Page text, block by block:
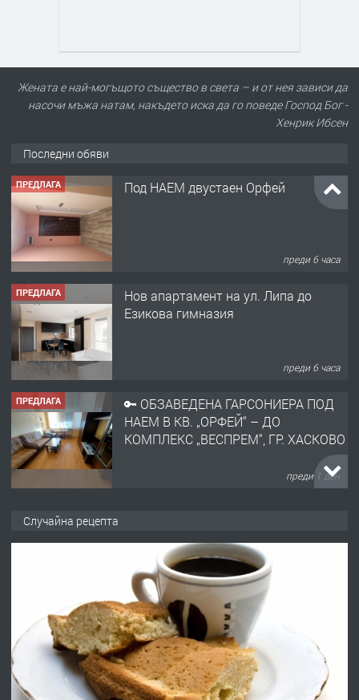
Жената е най-могъщото същество в света – и от нея зависи да
насочи мъжа натам, накъдето иска да го поведе Господ Бог -
Хенрик Ибсен
Последни обяви
ПРЕДЛАГА Под НАЕМ двустаен Орфей
преди 6 часа
ПРЕДЛАГА
Нов апартамент на ул. Липа до
Езикова гимназия
преди 6 часа
ПРЕДЛАГА
🔑 ОБЗАВЕДЕНА ГАРСОНИЕРА ПОД
НАЕМ В КВ. „ОРФЕЙ“ – ДО
КОМПЛЕКС „ВЕСПРЕМ“, ГР. ХАСКОВО
преди 1 ден
АПАРТАМЕНТ В ЦЕНТЪРА НА ГР.
ХАСКОВО
ПРЕДЛАГА Давам гараж под наем
преди 2 дни
Случайна рецепта